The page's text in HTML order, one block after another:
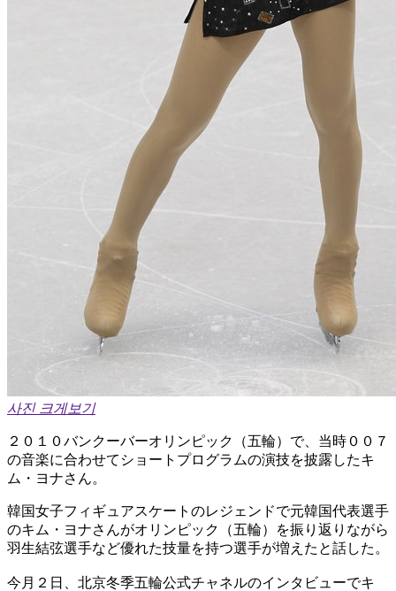
사진 크게보기
２０１０バンクーバーオリンピック（五輪）で、当時００７
の音楽に合わせてショートプログラムの演技を披露したキ
ム・ヨナさん。
韓国女子フィギュアスケートのレジェンドで元韓国代表選手
のキム・ヨナさんがオリンピック（五輪）を振り返りながら
羽生結弦選手など優れた技量を持つ選手が増えたと話した。
今月２日、北京冬季五輪公式チャネルのインタビューでキ